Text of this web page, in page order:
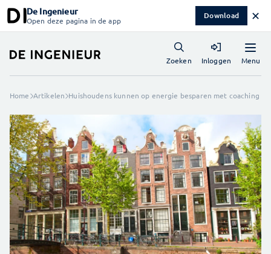
De Ingenieur
Open deze pagina in de app Download ✕
Menu
Zoeken Inloggen
Home Artikelen Huishoudens kunnen op energie besparen met coaching